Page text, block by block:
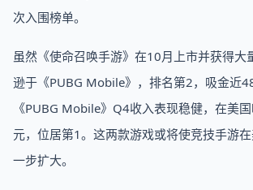
次入围榜单。
虽然《使命召唤手游》在10月上市并获得大
逊于《PUBG Mobile》，排名第2，吸金近
《PUBG Mobile》Q4收入表现稳健，在美
元，位居第1。这两款游戏或将使竞技手游
一步扩大。